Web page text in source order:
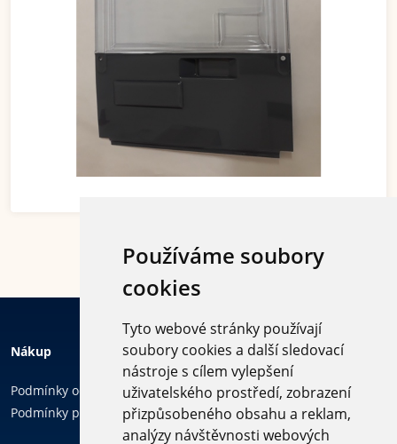
Používáme soubory
cookies
Tyto webové stránky používají
soubory cookies a další sledovací
nástroje s cílem vylepšení
uživatelského prostředí, zobrazení
přizpůsobeného obsahu a reklam,
analýzy návštěvnosti webových
Nákup
Podmínky ochrany osobních údajů
Podmínky používání cookies